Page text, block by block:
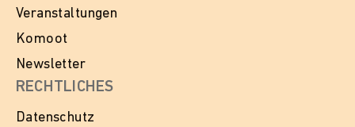
Veranstaltungen
Komoot
Newsletter
RECHTLICHES
Datenschutz